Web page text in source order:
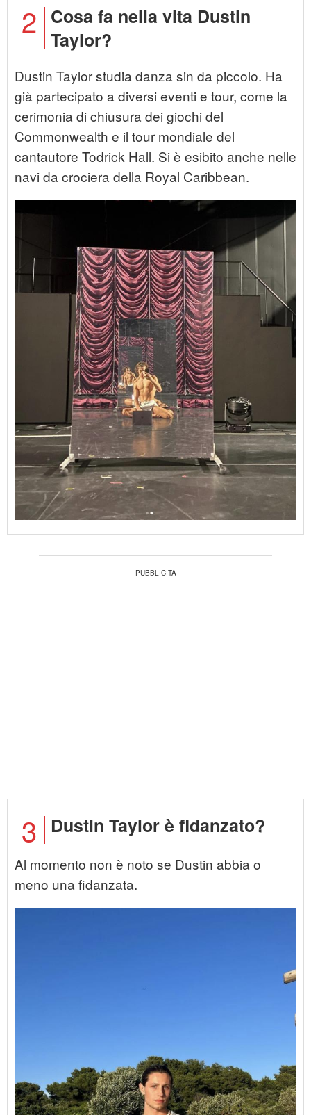
2
Cosa fa nella vita Dustin
Taylor?
Dustin Taylor studia danza sin da piccolo. Ha
già partecipato a diversi eventi e tour, come la
cerimonia di chiusura dei giochi del
Commonwealth e il tour mondiale del
cantautore Todrick Hall. Si è esibito anche nelle
navi da crociera della Royal Caribbean.
3 Dustin Taylor è fidanzato?
Al momento non è noto se Dustin abbia o
meno una fidanzata.